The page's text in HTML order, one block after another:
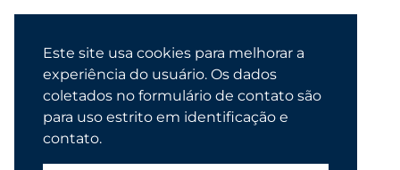
Este site usa cookies para melhorar a
experiência do usuário. Os dados
coletados no formulário de contato são
para uso estrito em identificação e
contato.